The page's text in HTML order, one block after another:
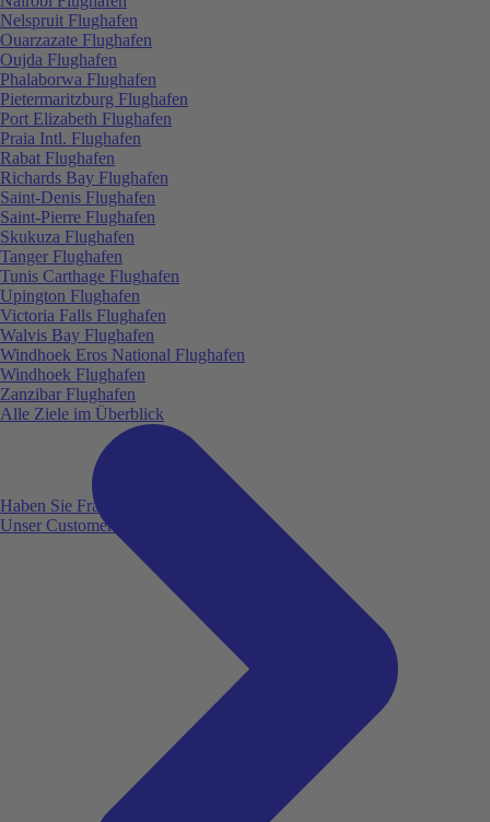
Haben Sie Fragen?
Unser Customer Service ist für Sie da!
Nelspruit Flughafen
Ouarzazate Flughafen
Oujda Flughafen
Phalaborwa Flughafen
Pietermaritzburg Flughafen
Port Elizabeth Flughafen
Praia Intl. Flughafen
Rabat Flughafen
Richards Bay Flughafen
Saint-Denis Flughafen
Saint-Pierre Flughafen
Skukuza Flughafen
Tanger Flughafen
Tunis Carthage Flughafen
Upington Flughafen
Victoria Falls Flughafen
Walvis Bay Flughafen
Windhoek Eros National Flughafen
Windhoek Flughafen
Zanzibar Flughafen
Alle Ziele im Überblick